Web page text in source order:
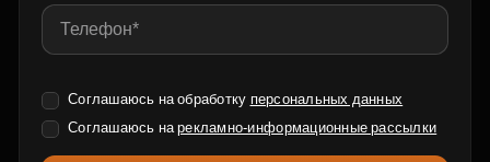
Соглашаюсь на обработку персональных данных
Соглашаюсь нарекламно-информационные рассылки